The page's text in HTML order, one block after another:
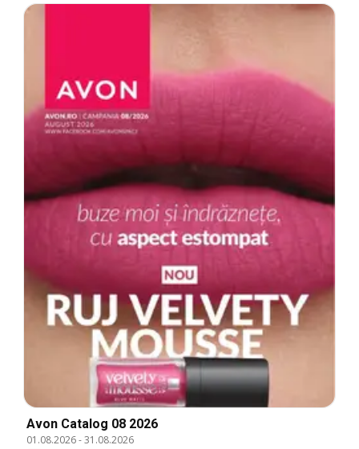
Avon Catalog 08 2026
01.08.2026-31.08.2026